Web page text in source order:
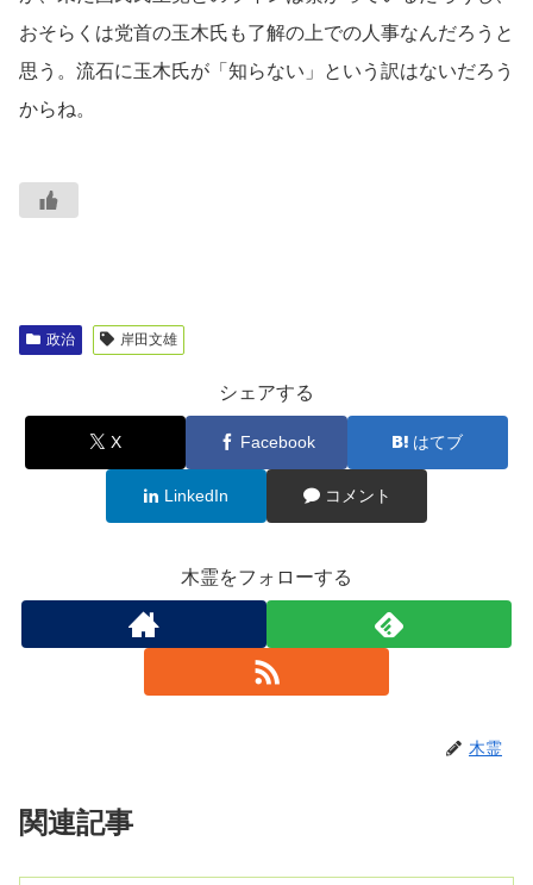
おそらくは党首の玉木氏も了解の上での人事なんだろうと
思う。流石に玉木氏が「知らない」という訳はないだろう
からね。
政治 岸田文雄
シェアする
X Facebook はてブ
LinkedIn コメント
木霊をフォローする
木霊
関連記事